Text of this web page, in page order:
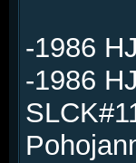
-1986
-1986